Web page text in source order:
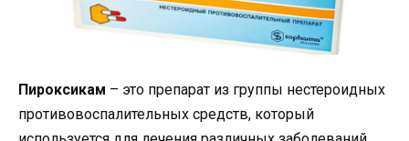
Пироксикам – это препарат из группы нестероидных
противовоспалительных средств, который